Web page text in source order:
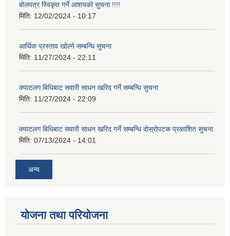
बोलपत्र स्विकृत गर्ने आशयको सुचना !!!!
मिति: 12/02/2024 - 10:17
आर्थिक प्रस्ताव खोल्ने सम्बन्धि सुचना
मिति: 11/27/2024 - 22:11
क्याटलग बिधिबाट सवारी साधन खरिद गर्ने सम्बन्धि सुचना
मिति: 11/27/2024 - 22:09
क्याटलग बिधिबाट सवारी साधन खरिद गर्ने सम्बन्धि दोस्रोपटक प्रकाशित सुचना
मिति: 07/13/2024 - 14:01
अन्य
योजना तथा परियोजना